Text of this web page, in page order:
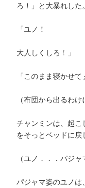
ろ！」と大暴れした。
「ユノ！
大人しくしろ！」
「このまま寝かせて
（布団から出るわ
チャンミンは、起
をそっとベッドに戻
（ユノ．．．パジャ
パジャマ姿のユノは